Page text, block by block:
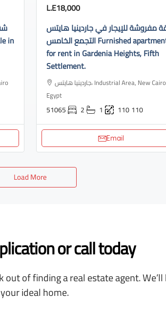
L.E18,000
مفروشة للإيجار في جاردينيا هايتس
التجمع الخامس Furnished apartment
for rent in Gardenia Heights, Fifth
Settlement.
جاردينيا هايتس، Industrial Area, New Cairo 3,
Egypt
51065 2 1 110110
Email
Load More
or call today
of finding a real estate agent.
ideal home.